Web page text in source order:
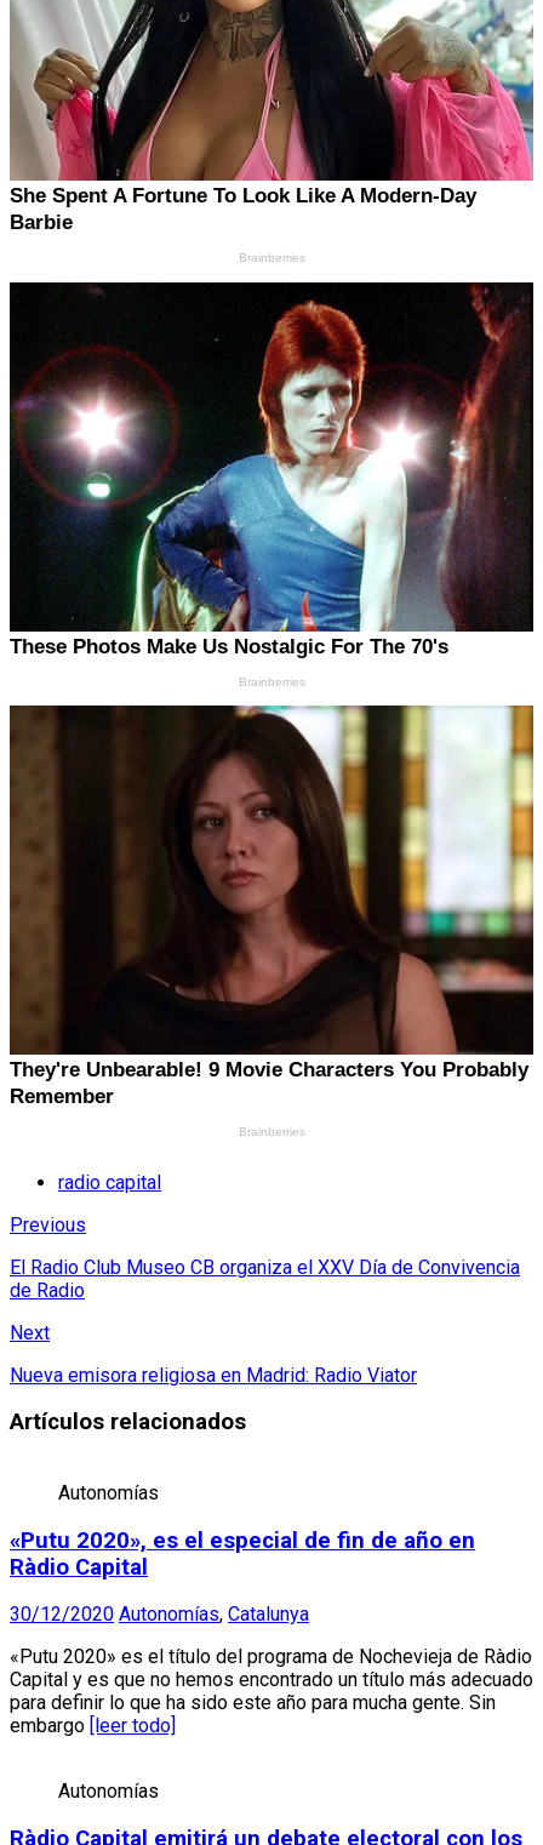
radio capital
Previous
El Radio Club Museo CB organiza el XXV Día de Convivencia
de Radio
Next
Nueva emisora religiosa en Madrid: Radio Viator
Artículos relacionados
Autonomías
«Putu 2020», es el especial de fin de año en
Ràdio Capital
30/12/2020 Autonomías, Catalunya
«Putu 2020» es el título del programa de Nochevieja de Ràdio
Capital y es que no hemos encontrado un título más adecuado
para definir lo que ha sido este año para mucha gente. Sin
embargo
[leer todo]
Autonomías
Ràdio Capital emitirá un debate electoral con los